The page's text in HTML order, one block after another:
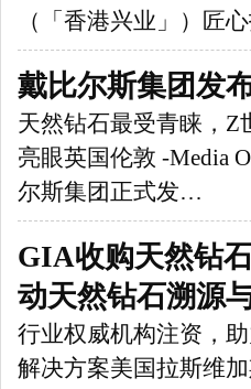
（「香港兴业」）匠
戴比尔斯集团发
天然钻石最受青睐，Z
亮眼英国伦敦 -Media
尔斯集团正式发…
GIA收购天然钻
动天然钻石溯源
行业权威机构注资，
解决方案美国拉斯维加